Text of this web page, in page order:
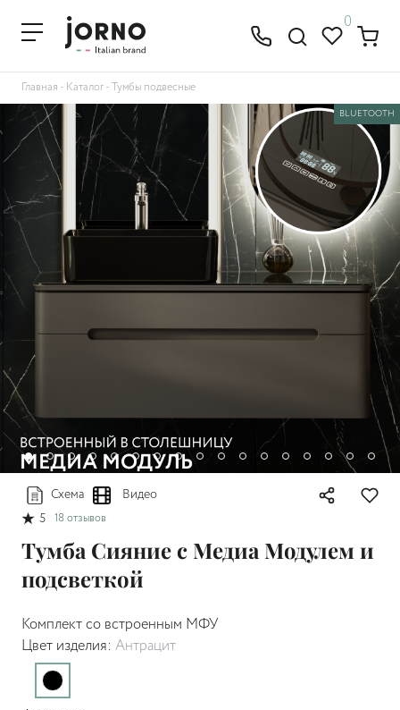
0
Главная - Каталог-Тумбы подвесные
Схема
Видео
5 18 отзывов
Тумба Сияние с Медиа Модулем и
подсветкой
Комплект со встроенным МФУ
Цвет изделия: Антрацит